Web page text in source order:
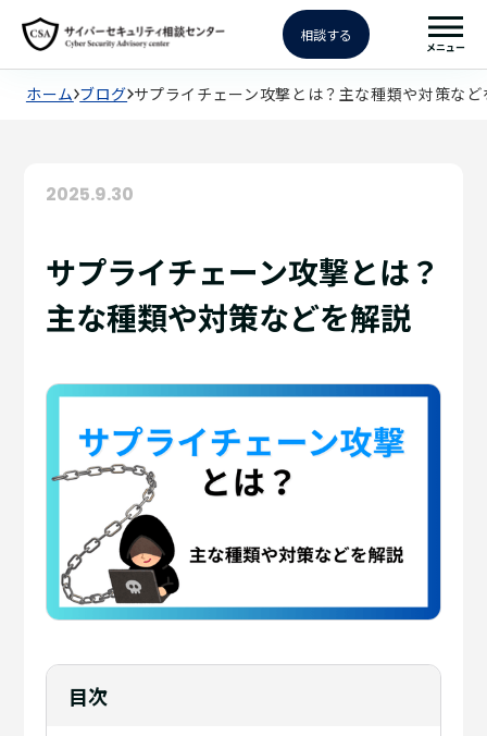
相談する
メニュー
ホーム ブログ サプライチェーン攻撃とは？主な種類や対策など
2025.9.30
サプライチェーン攻撃とは？
主な種類や対策などを解説
目次